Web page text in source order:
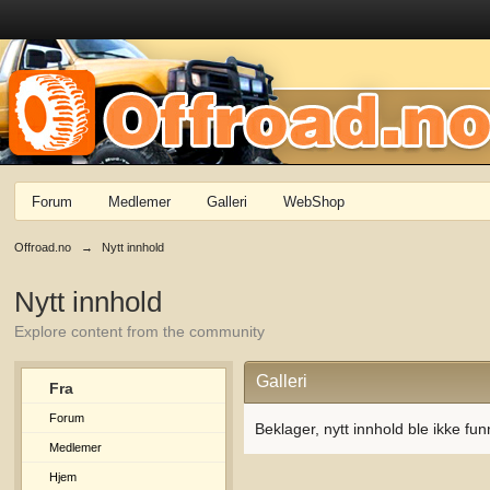
Forum Medlemer Galleri WebShop
Offroad.no → Nytt innhold
Nytt innhold
Explore content from the community
Fra
Forum
Medlemer
Hjem
Galleri
Beklager, nytt innhold ble ikke